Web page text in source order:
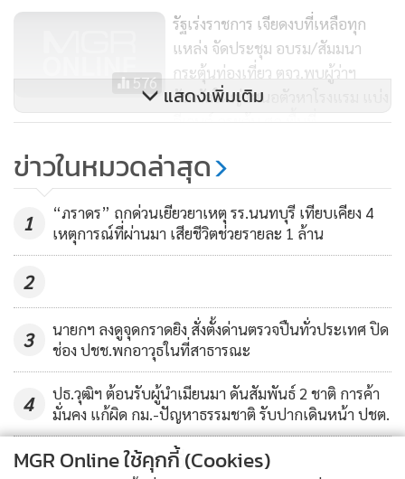
576
รัฐเร่งราชการ เจียดงบที่เหลือทุก
แหล่ง จัดประชุม อบรม/สัมมนา
กระตุ้นท่องเที่ยว ตจว.พบผู้ว่าฯ
จังหวัดใหญ่ เสนอตัวหาโรงแรม แบ่ง
อีเวนต์ กระตุ้น ศก.พื้นที่
151
ร่าง ผบ.ทหารอิหร่านถึงเมืองบ้าน
เกิดแล้ว
แสดงเพิ่มเติม
ข่าวในหมวดล่าสุด
1
“ภราดร” ถกด่วนเยียวยาเหตุ รร.นนทบุรี เทียบเคียง 4
เหตุการณ์ที่ผ่านมา เสียชีวิตช่วยรายละ 1 ล้าน
2
3
นายกฯ ลงดูจุดกราดยิง สั่งตั้งด่านตรวจปืนทั่วประเทศ ปิด
ช่อง ปชช.พกอาวุธในที่สาธารณะ
4
ปธ.วุฒิฯ ต้อนรับผู้นำเมียนมา ดันสัมพันธ์ 2 ชาติ การค้า
มั่นคง แก้ผิด กม.-ปัญหาธรรมชาติ รับปากเดินหน้า ปชต.
ข่าวอื่นในหมวด
MGR Online ใช้คุกกี้ (Cookies)